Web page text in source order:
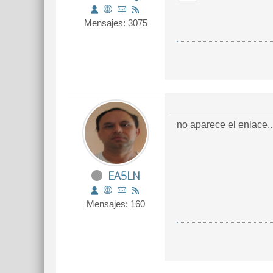
Mensajes: 3075
EA5LN
Mensajes: 160
no aparece el